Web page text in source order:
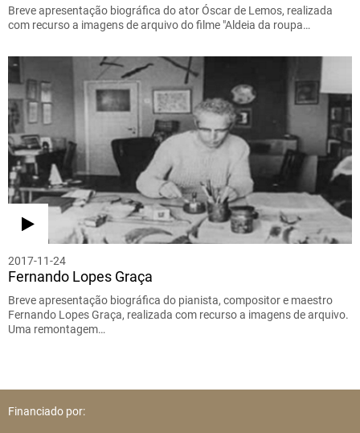
Breve apresentação biográfica do ator Óscar de Lemos, realizada
com recurso a imagens de arquivo do filme "Aldeia da roupa…
2017-11-24
Fernando Lopes Graça
Breve apresentação biográfica do pianista, compositor e maestro
Fernando Lopes Graça, realizada com recurso a imagens de arquivo.
Uma remontagem…
Financiado por: